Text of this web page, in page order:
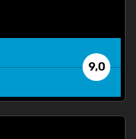
9,0